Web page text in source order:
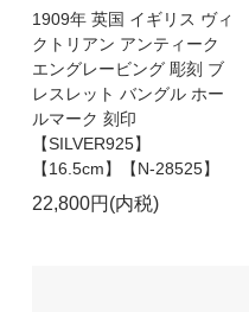
1909年 英国 イギリス ヴィ
クトリアン アンティーク
エングレービング 彫刻 ブ
レスレット バングル ホー
ルマーク 刻印
【SILVER925】
【16.5cm】【N-28525】
22,800円(内税)